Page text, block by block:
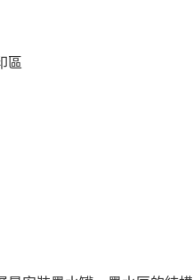
區